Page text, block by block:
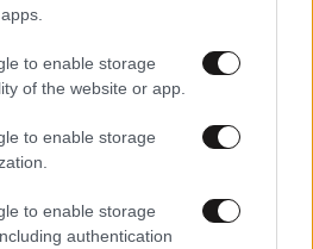
to enable storage
of the website or app.
to enable storage
to enable storage
authentication
Ο απόλυτος σύμμαχος στην
& την ορμονική